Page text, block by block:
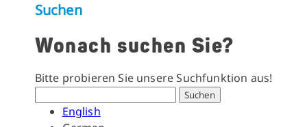
Suchen
Wonach suchen Sie?
Bitte probieren Sie unsere Suchfunktion aus!
Suchen
English